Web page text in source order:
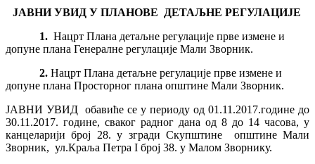
ЈАВНИ УВИДУ ПЛАНОВЕ ДЕТАЉНЕ РЕГУЛАЦИЈЕ
1. Нацрт Плана детаљне регулације прве измене и
допуне плана Генералне регулације Мали Зворник.
2. Нацрт Плана детаљне регулације прве измене и
допуне плана Просторног плана општине Мали Зворник.
ЈАВНИ УВИД обавиће се у периоду од 01.11.2017.године до
30.11.2017. године, сваког радног дана од 8 до 14 часова, у
канцеларији број 28. у згради Скупштине општине Мали
Зворник, ул.Краља Петра I број 38. у Малом Зворнику.